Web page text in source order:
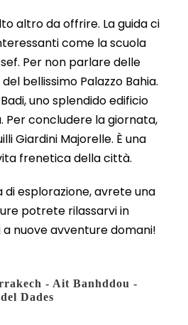
altro da offrire. La guida ci
come la scuola
Per non parlare delle
bellissimo Palazzo Bahia.
uno splendido edificio
Per concludere la giornata,
Giardini Majorelle. È una
frenetica della città.
di esplorazione, avrete una
potrete rilassarvi in
nuove avventure domani!
- Ait Banhddou -
Dades